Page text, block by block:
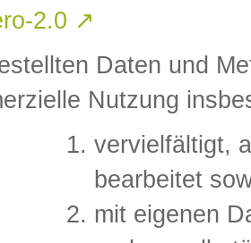
2.0 ↗
Daten und
Nutzung
vervielfältigt,
bearbeitet
mit eigenen